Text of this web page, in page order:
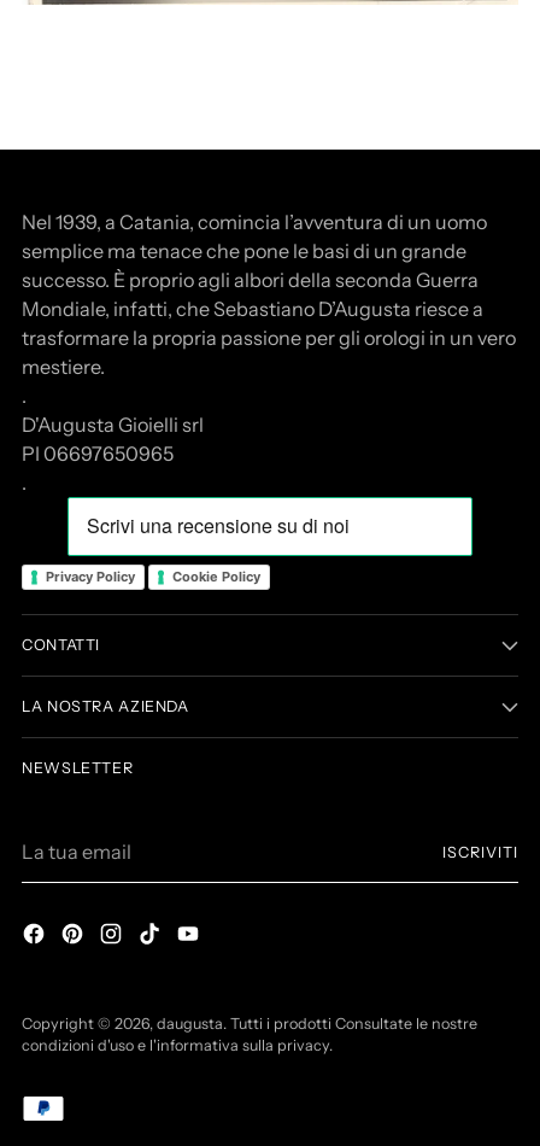
Nel 1939, a Catania, comincia l’avventura di un uomo
semplice ma tenace che pone le basi di un grande
successo. È proprio agli albori della seconda Guerra
Mondiale, infatti, che Sebastiano D’Augusta riesce a
trasformare la propria passione per gli orologi in un vero
mestiere.
.
D'Augusta Gioielli srl
PI 06697650965
.
Privacy Policy Cookie Policy
CONTATTI
LA NOSTRA AZIENDA
NEWSLETTER
tua
ISCRIVITI
Copyright © 2026, daugusta. Tutti i prodotti Consultate le nostre
condizioni d'uso e l'informativa sulla privacy.